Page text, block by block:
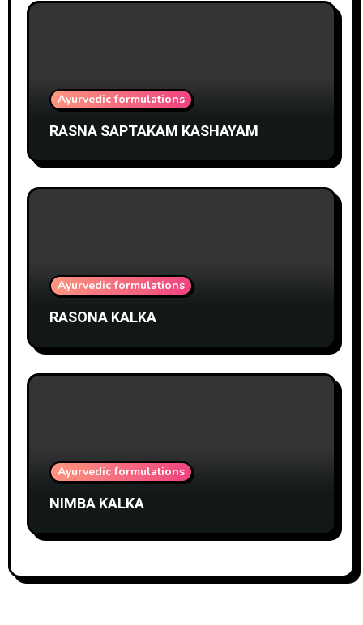
Ayurvedic formulations
RASNA SAPTAKAM KASHAYAM
Ayurvedic formulations
RASONA KALKA
Ayurvedic formulations
NIMBA KALKA